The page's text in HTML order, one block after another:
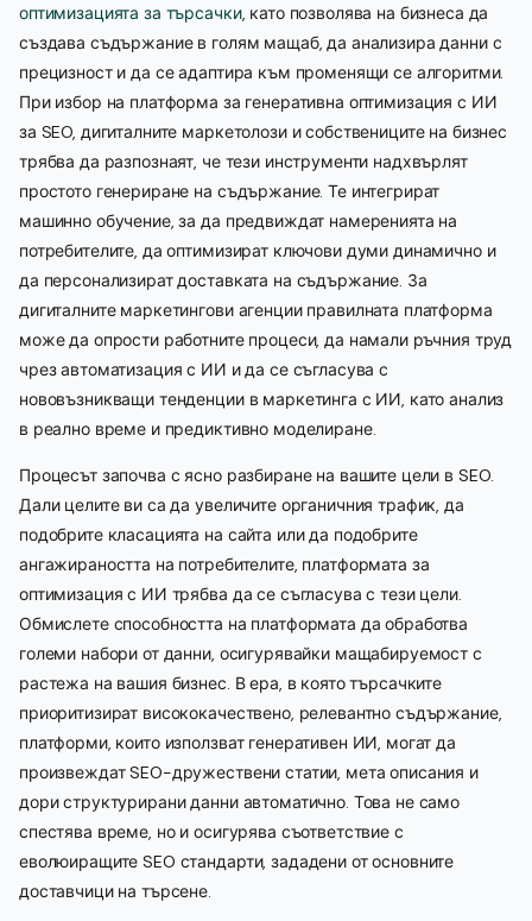
оптимизацията за търсачки, като позволява на бизнеса да
създава съдържание в голям мащаб, да анализира данни с
прецизност и да се адаптира към променящи се алгоритми.
При избор на платформа за генеративна оптимизация с ИИ
за SEO, дигиталните маркетолози и собствениците на бизнес
трябва да разпознаят, че тези инструменти надхвърлят
простото генериране на съдържание. Те интегрират
машинно обучение, за да предвиждат намеренията на
потребителите, да оптимизират ключови думи динамично и
да персонализират доставката на съдържание. За
дигиталните маркетингови агенции правилната платформа
може да опрости работните процеси, да намали ръчния труд
чрез автоматизация с ИИ и да се съгласува с
нововъзникващи тенденции в маркетинга с ИИ, като анализ
в реално време и предиктивно моделиране.
Процесът започва с ясно разбиране на вашите цели в SEO.
Дали целите ви са да увеличите органичния трафик, да
подобрите класацията на сайта или да подобрите
ангажираността на потребителите, платформата за
оптимизация с ИИ трябва да се съгласува с тези цели.
Обмислете способността на платформата да обработва
големи набори от данни, осигурявайки мащабируемост с
растежа на вашия бизнес. В ера, в която търсачките
приоритизират висококачествено, релевантно съдържание,
платформи, които използват генеративен ИИ, могат да
произвеждат SEO-дружествени статии, мета описания и
дори структурирани данни автоматично. Това не само
спестява време, но и осигурява съответствие с
еволюиращите SEO стандарти, зададени от основните
доставчици на търсене.